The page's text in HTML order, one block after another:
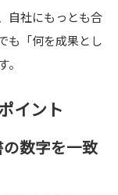
自社にもっとも合
も「何を成果とし
イント
数字を一致